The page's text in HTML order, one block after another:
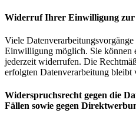
Widerruf Ihrer Einwilligung zur
Viele
Einwilligung möglich. Sie können
jederzeit widerrufen. Die
erfolgten Datenverarbeitung
Widerspruchsrecht gegen die
Fällen sowie gegen